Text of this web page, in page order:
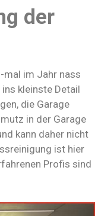
der
mal im Jahr nass
kleinste Detail
die Garage
in der Garage
kann daher nicht
ist hier
Profis sind